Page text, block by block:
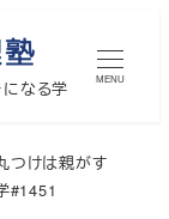
なる学 MENU
つけは親がす
#1451